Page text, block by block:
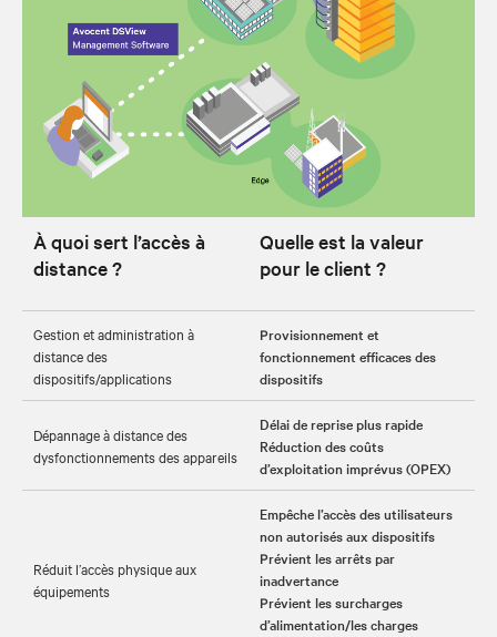
À quoi sert l’accès à
distance ?
Quelle est la valeur
pour le client ?
Gestion et administration à
distance des
dispositifs/applications
Provisionnement et
fonctionnement efficaces des
dispositifs
Dépannage à distance des
dysfonctionnements des appareils
Délai de reprise plus rapide
Réduction des coûts
d’exploitation imprévus (OPEX)
Réduit l’accès physique aux
équipements
Empêche l’accès des utilisateurs
non autorisés aux dispositifs
Prévient les arrêts par
inadvertance
Prévient les surcharges
d’alimentation/les charges